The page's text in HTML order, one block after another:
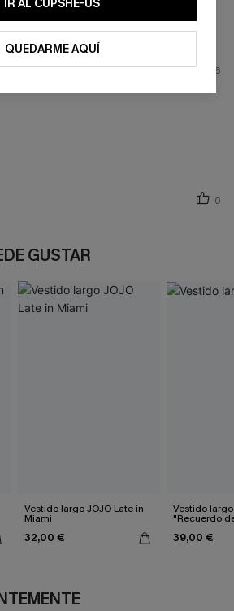
17/06/2026
0
GUSTAR
Vestido largo JOJO Late in
Miami
32,00 €
Vestido
"Recuerdo
39,00 €
IR AL CUPSHE-US
QUEDARME AQUÍ